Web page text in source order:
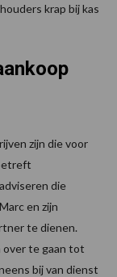
krap bij kas
zijn die voor
die
en zijn
te dienen.
over te gaan tot
bij van dienst